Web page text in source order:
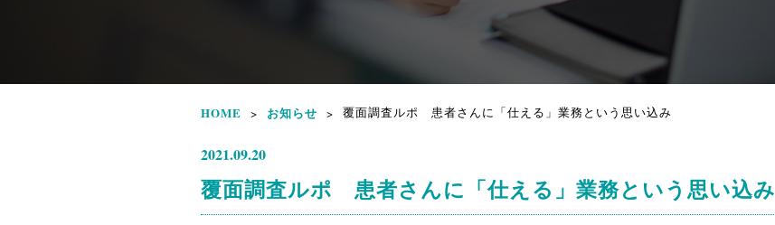
HOME > お知らせ > 覆面調査ルポ 患者さんに「仕える」業務という思い込み
2021.09.20
覆面調査ルポ 患者さんに「仕える」業務という思い込み